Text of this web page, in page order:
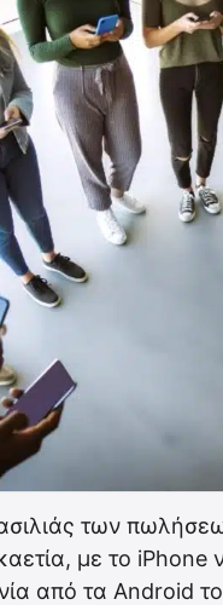
των
με το iPhone
από τα Android